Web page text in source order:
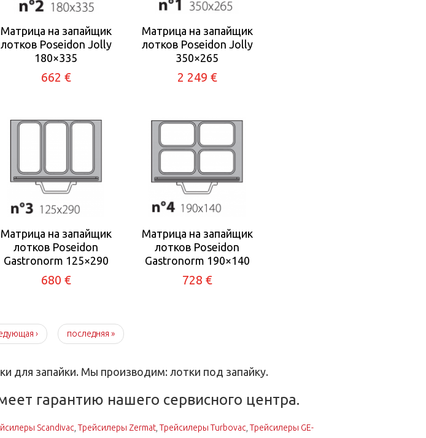
Матрица на запайщик
лотков Poseidon Jolly
180×335
662 €
Матрица на запайщик
лотков Poseidon Jolly
350×265
2 249 €
Матрица на запайщик
лотков Poseidon
Gastronorm 125×290
680 €
Матрица на запайщик
лотков Poseidon
Gastronorm 190×140
728 €
› последняя »
для запайки. Мы производим: лотки под запайку.
гарантию нашего сервисного центра.
Scandivac Трейсилеры Zermat Трейсилеры Turbovac Трейсилеры GE-